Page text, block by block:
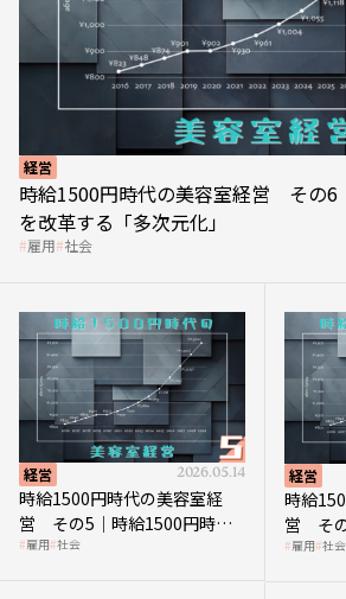
経営
時給1500円時代の美容室経営 その6
を改革する「多次元化」
雇用 社会
経営 2026.05.14
時給1500円時代の美容室経
営 その5｜時給1500円時代
の到来は美容業の収益構造を
雇用 社会
経営
時給
営 そ
上につ
雇用 社会